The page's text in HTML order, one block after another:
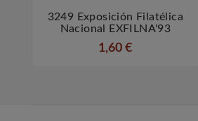
 
3249 Exposición Filatélica
Nacional EXFILNA'93
1,60 €